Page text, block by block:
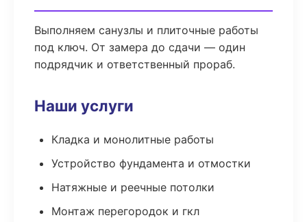
Выполняем санузлы и плиточные работы
под ключ. От замера до сдачи — один
подрядчик и ответственный прораб.
Наши услуги
Кладка и монолитные работы
Устройство фундамента и отмостки
Натяжные и реечные потолки
Монтаж перегородок и гкл